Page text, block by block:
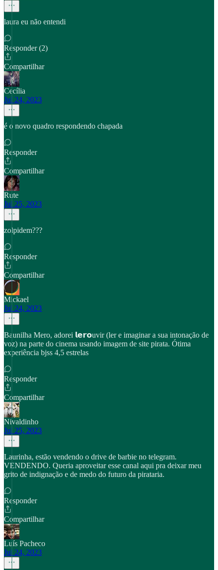
laura eu não entendi
Responder (2)
Compartilhar
Cecília
Jul 24, 2023
é o novo quadro respondendo chapada
Responder
Compartilhar
Rute
Jul 25, 2023
zolpidem???
Responder
Compartilhar
Mickael
Jul 24, 2023
Baunilha Mero, adorei 𝗹𝗲𝗿𝗼uvir (ler e imaginar a sua intonação de
voz) na parte do cinema usando imagem de site pirata. Ótima
experiência bjss 4,5 estrelas
Responder
Compartilhar
Nivaldinho
Jul 25, 2023
Laurinha, estão vendendo o drive de barbie no telegram.
VENDENDO. Queria aproveitar esse canal aqui pra deixar meu
grito de indignação e de medo do futuro da pirataria.
Responder
Compartilhar
Luís Pacheco
Jul 24, 2023